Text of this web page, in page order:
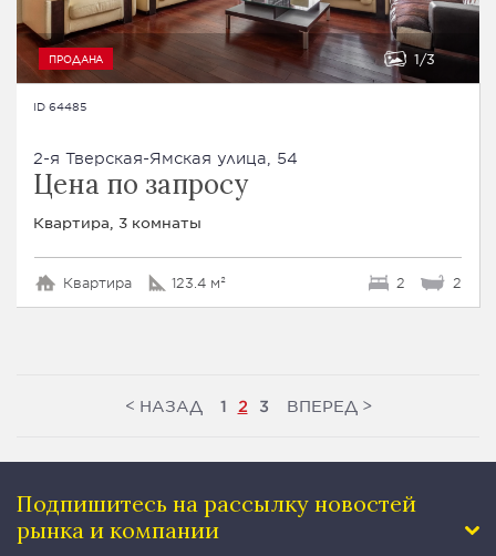
ПРОДАНА 1 3
ID 64485
2-я Тверская-Ямская улица, 54
Цена по запросу
Квартира, 3 комнаты
Квартира 123.4 м² 2 2
< НАЗАД 1 2 3 ВПЕРЕД >
Подпишитесь на рассылку новостей
рынка и компании